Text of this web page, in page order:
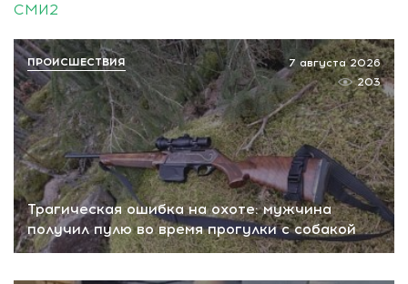
СМИ2
Трагическая ошибка на охоте: мужчина
получил пулю во время прогулки с собакой
7 августа 2026
203
ПРОИСШЕСТВИЯ